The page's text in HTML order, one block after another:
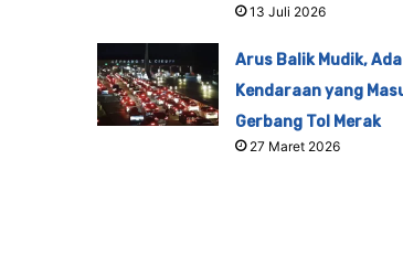
13 Juli 2026
Arus Balik Mudik,
Kendaraan yang
Gerbang Tol Merak
27 Maret 2026